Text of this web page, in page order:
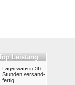
Leistung
Lagerware in 36
Stunden ver­sand­
fertig